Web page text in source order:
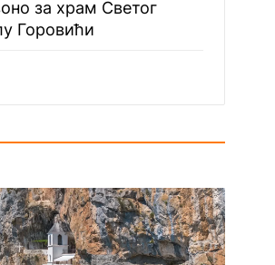
за храм Светог
Горовићи